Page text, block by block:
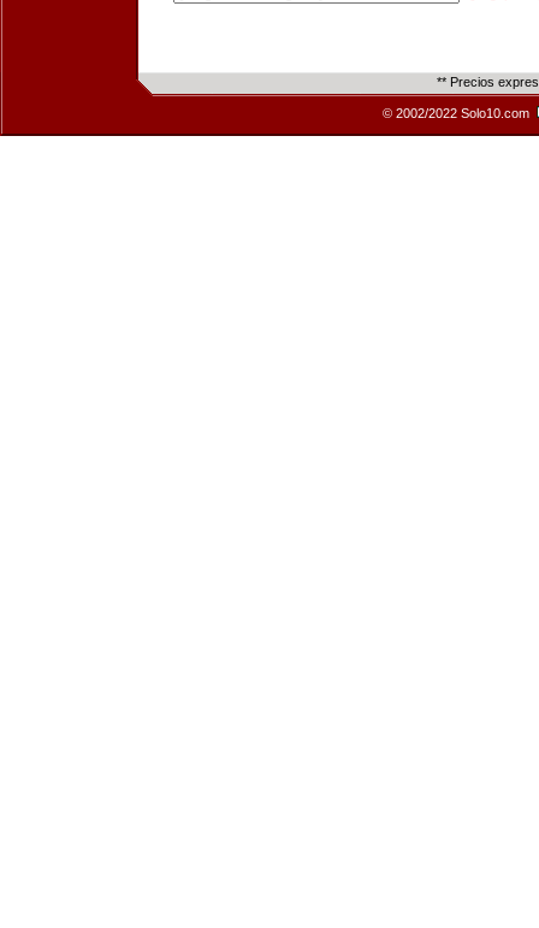
** Precios
© 2002/2022 Solo10.com